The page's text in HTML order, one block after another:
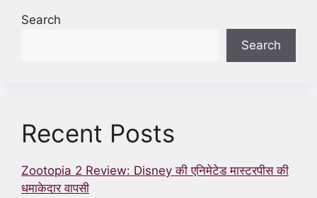
Search
Search
Recent Posts
Zootopia 2 Review: Disney की एनिमेटेड मास्टरपीस की
धमाकेदार वापसी